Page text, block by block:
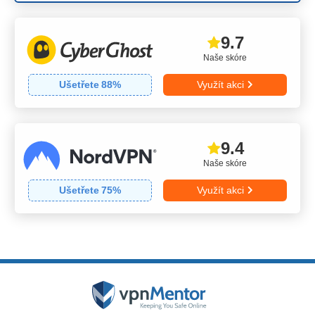
Naše skóre
9.7
Ušetřete88% Využít akci
Naše skóre
9.4
Ušetřete75% Využít akci